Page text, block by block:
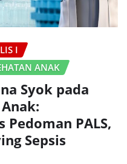
I
ANAK
Syok pada
PALS,
Sepsis